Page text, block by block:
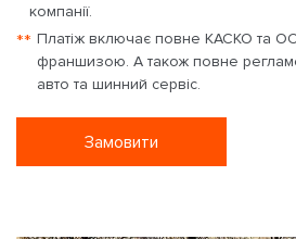
компанії.
** Платіж включає повне КАСКО та
франшизою. А також повне
авто та шинний сервіс.
Замовити